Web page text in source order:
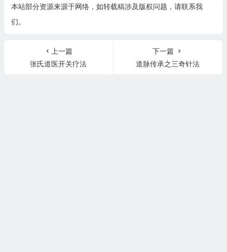
本站部分资源来源于网络，如转载稿涉及版权问题，请联系我
们。
上一篇
张氏道医开关疗法
下一篇
道脉传承之三奇针法